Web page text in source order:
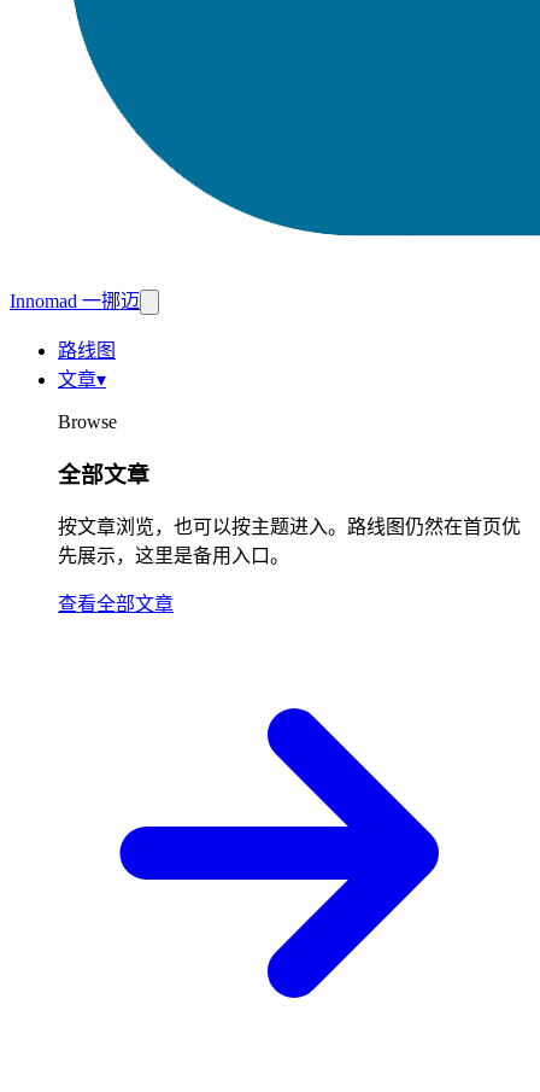
Innomad 一挪迈
路线图
文章▾
Browse
全部文章
按文章浏览，也可以按主题进入。路线图仍然在首页优
先展示，这里是备用入口。
查看全部文章